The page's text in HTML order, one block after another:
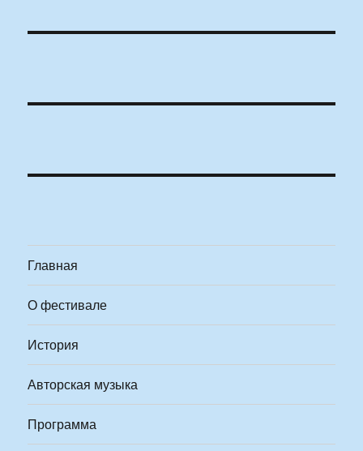
Главная
О фестивале
История
Авторская музыка
Программа